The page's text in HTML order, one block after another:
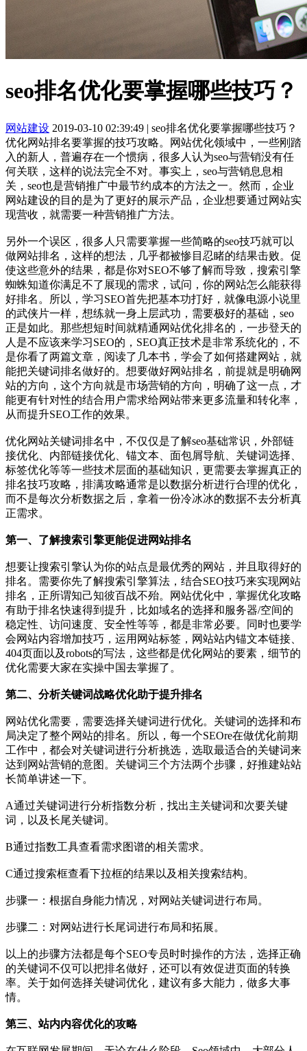
seo排名优化要掌握哪些技巧？
网站建设 2019-03-10 02:39:49 | seo排名优化要掌握哪些技巧？
优化网站排名要掌握的技巧攻略。网站优化领域中，一些刚踏
入的新人，普遍存在一个惯病，很多人认为seo与营销没有任
何关联，这样的说法完全不对。事实上，seo与营销息息相
关，seo也是营销推广中最节约成本的方法之一。然而，企业
网站建设的目的是为了更好的展示产品，企业想要通过网站实
现营收，就需要一种营销推广方法。
另外一个误区，很多人只需要掌握一些简略的seo技巧就可以
做网站排名，这样的想法，几乎都被惨目忍睹的结果击败。促
使这些意外的结果，都是你对SEO不够了解而导致，搜索引擎
蜘蛛知道你满足不了展现的需求，试问，你的网站怎么能获得
好排名。所以，学习SEO首先把基本功打好，就像电源小说里
的武侠片一样，想练就一身上层武功，需要极好的基础，seo
正是如此。那些想短时间就精通网站优化排名的，一步登天的
人是不应该来学习SEO的，SEO真正技术是非常系统化的，不
是你看了两篇文章，阅读了几本书，学会了如何搭建网站，就
能把关键词排名做好的。想要做好网站排名，前提就是明确网
站的方向，这个方向就是市场营销的方向，明确了这一点，才
能更有针对性的结合用户需求给网站带来更多流量和转化率，
从而提升SEO工作的效果。
优化网站关键词排名中，不仅仅是了解seo基础常识，外部链
接优化、内部链接优化、锚文本、面包屑导航、关键词选择、
标签优化等等一些技术层面的基础知识，更需要去掌握真正的
排名技巧攻略，排满攻略通常是以数据分析进行合理的优化，
而不是每次分析数据之后，拿着一份冷冰冰的数据不去分析真
正需求。
第一、了解搜索引擎更能促进网站排名
想要让搜索引擎认为你的站点是最优秀的网站，并且取得好的
排名。需要你先了解搜索引擎算法，结合SEO技巧来实现网站
排名，正所谓知己知彼百战不殆。网站优化中，掌握优化攻略
有助于排名快速得到提升，比如域名的选择和服务器/空间的
稳定性、访问速度、安全性等等，都是非常必要。同时也要学
会网站内容增加技巧，运用网站标签，网站站内锚文本链接、
404页面以及robots的写法，这些都是优化网站的要素，细节的
优化需要大家在实操中国去掌握了。
第二、分析关键词战略优化助于提升排名
网站优化需要，需要选择关键词进行优化。关键词的选择和布
局决定了整个网站的排名。所以，每一个SEOre在做优化前期
工作中，都会对关键词进行分析挑选，选取最适合的关键词来
达到网站营销的意图。关键词三个方法两个步骤，好推建站站
长简单讲述一下。
A通过关键词进行分析指数分析，找出主关键词和次要关键
词，以及长尾关键词。
B通过指数工具查看需求图谱的相关需求。
C通过搜索框查看下拉框的结果以及相关搜索结构。
步骤一：根据自身能力情况，对网站关键词进行布局。
步骤二：对网站进行长尾词进行布局和拓展。
以上的步骤方法都是每个SEO专员时时操作的方法，选择正确
的关键词不仅可以把排名做好，还可以有效促进页面的转换
率。关于如何选择关键词优化，建议有多大能力，做多大事
情。
第三、站内内容优化的攻略